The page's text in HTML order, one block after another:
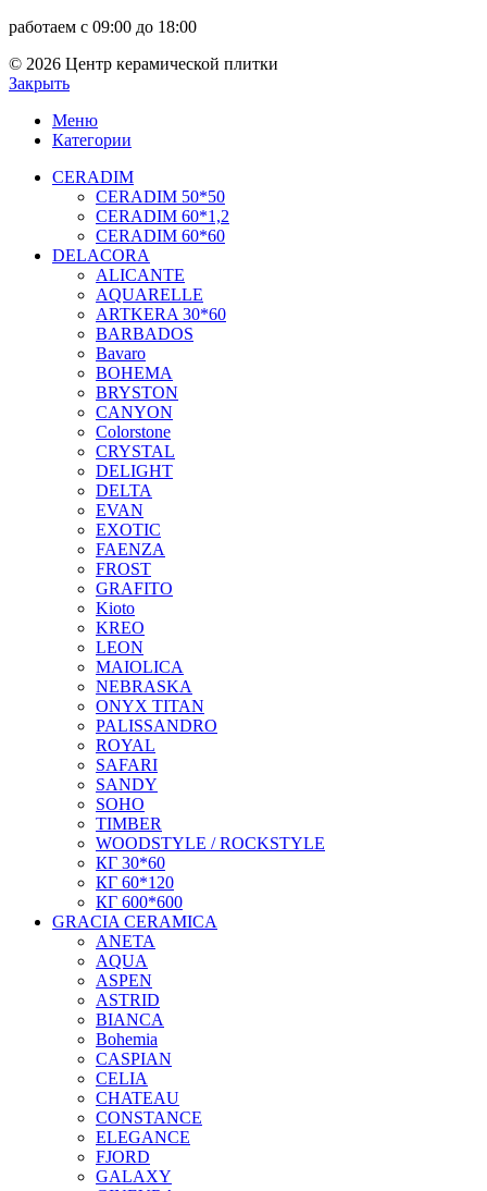
работаем с 09:00 до 18:00
© 2026 Центр керамической плитки
Закрыть
Меню
Категории
CERADIM
CERADIM 50*50
CERADIM 60*1,2
CERADIM 60*60
DELACORA
ALICANTE
AQUARELLE
ARTKERA 30*60
BARBADOS
Bavaro
BOHEMA
BRYSTON
CANYON
Colorstone
CRYSTAL
DELIGHT
DELTA
EVAN
EXOTIC
FAENZA
FROST
GRAFITO
Kioto
KREO
LEON
MAIOLICA
NEBRASKA
ONYX TITAN
PALISSANDRO
ROYAL
SAFARI
SANDY
SOHO
TIMBER
WOODSTYLE / ROCKSTYLE
КГ 30*60
КГ 60*120
КГ 600*600
GRACIA CERAMICA
ANETA
AQUA
ASPEN
ASTRID
BIANCA
Bohemia
CASPIAN
CELIA
CHATEAU
CONSTANCE
ELEGANCE
FJORD
GALAXY